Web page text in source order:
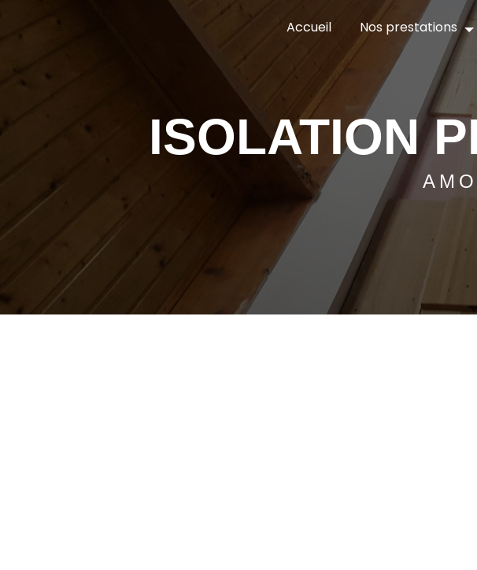
Accueil Nos prestations
ISOLATION
Panneau de gestion des cookies